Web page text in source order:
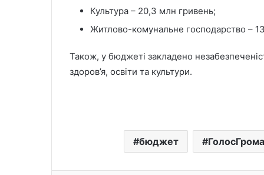
Культура – 20,3 млн гривень;
Житлово-комунальне господарство –
Також, у бюджеті закладено
здоров’я, освіти та культури.
бюджет